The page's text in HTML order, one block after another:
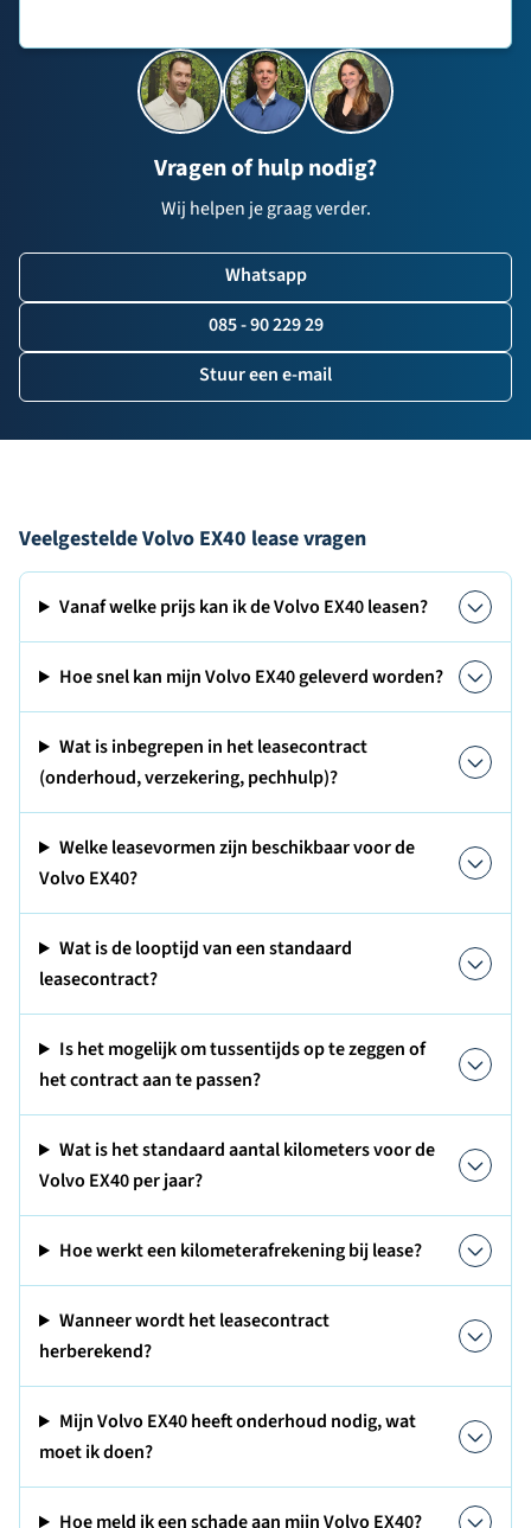
Vragen of hulp nodig?
Wij helpen je graag verder.
Whatsapp
085 - 90 229 29
Stuur een e-mail
Veelgestelde Volvo EX40 lease vragen
Vanaf welke prijs kan ik de Volvo EX40 leasen?
Hoe snel kan mijn Volvo EX40 geleverd worden?
Wat is inbegrepen in het leasecontract
(onderhoud, verzekering, pechhulp)?
Welke leasevormen zijn beschikbaar voor de
Volvo EX40?
Wat is de looptijd van een standaard
leasecontract?
Is het mogelijk om tussentijds op te zeggen of
het contract aan te passen?
Wat is het standaard aantal kilometers voor de
Volvo EX40 per jaar?
Hoe werkt een kilometerafrekening bij lease?
Wanneer wordt het leasecontract
herberekend?
Mijn Volvo EX40 heeft onderhoud nodig, wat
moet ik doen?
Hoe meld ik een schade aan mijn Volvo EX40?